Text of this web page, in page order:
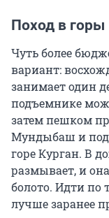
Поход в горы
Чуть более
вариант:
занимает один
подъемнике
затем пешком
Мундыбаш и
горе Курган. В
размывает, и
болото. Идти по
лучше заранее